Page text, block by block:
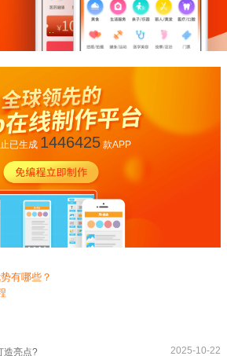
已生成 1446425款APP
有哪些？
造亮点? 2025-10-22